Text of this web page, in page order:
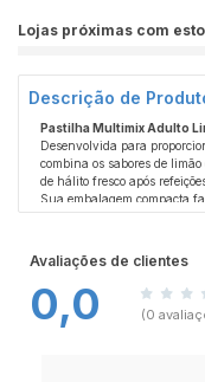
Lojas próximas com
Descrição de
Pastilha Multimix Adulto
Desenvolvida para
combina os sabores de
de hálito fresco após
Sua embalagem compacta
tornando-se uma opção
diferentes momentos do dia.
Precauções:
Consumir com moderação.
Avaliações de clientes
0,0 (0